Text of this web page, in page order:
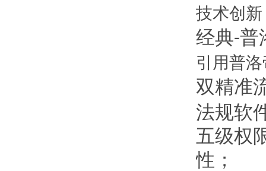
技术创新
经典-普
引用普
双精准
法规软
五级权
性；